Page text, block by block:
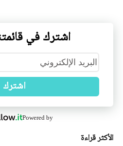
اشترك في
اشترك
Powered by
الأكثر قراءة